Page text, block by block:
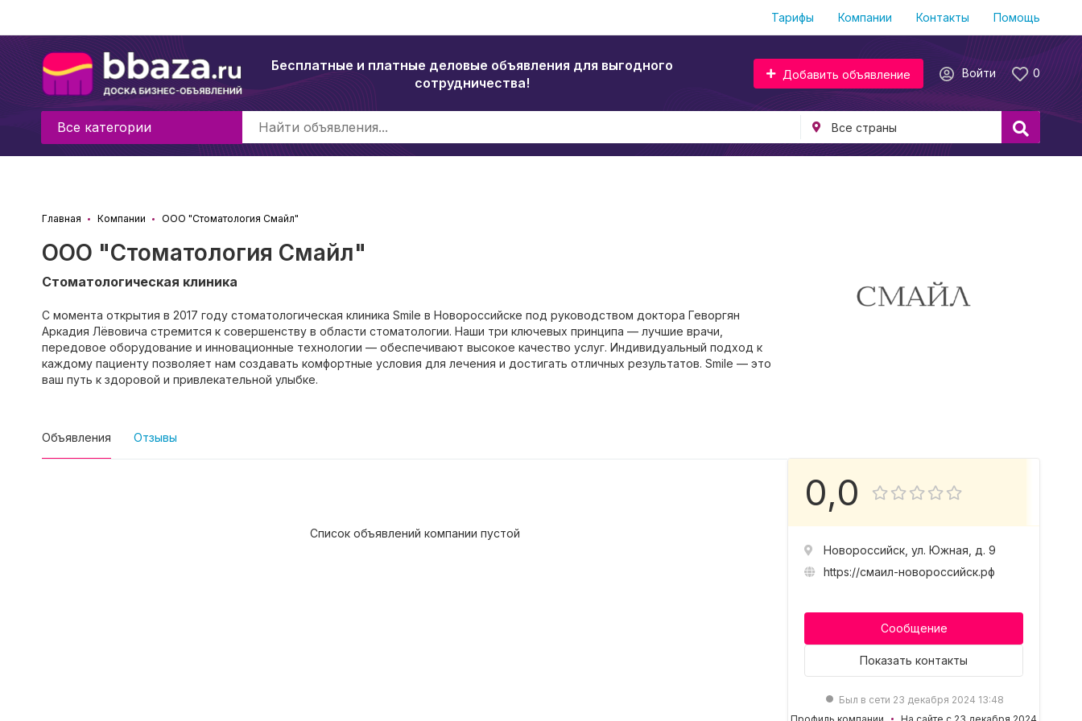
Тарифы Компании Контакты Помощь
Бесплатные и платные деловые объявления для выгодного
сотрудничества!
0
Войти
Добавить объявление
Все категории
Главная Компании ООО "Стоматология Смайл"
ООО "Стоматология Смайл"
Стоматологическая клиника
С момента открытия в 2017 году стоматологическая клиника Smile в Новороссийске под руководством доктора Геворгян
Аркадия Лёвовича стремится к совершенству в области стоматологии. Наши три ключевых принципа — лучшие врачи,
передовое оборудование и инновационные технологии — обеспечивают высокое качество услуг. Индивидуальный подход к
каждому пациенту позволяет нам создавать комфортные условия для лечения и достигать отличных результатов. Smile — это
ваш путь к здоровой и привлекательной улыбке.
Объявления Отзывы
Список объявлений компании пустой
0,0
Новороссийск, ул. Южная, д. 9
https://смаил-новороссийск.рф
Сообщение
Показать контакты
Был в сети 23 декабря 2024 13:48